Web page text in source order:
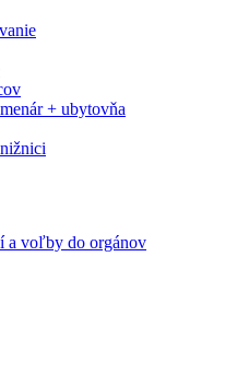
+ ubytovňa
a voľby do orgánov